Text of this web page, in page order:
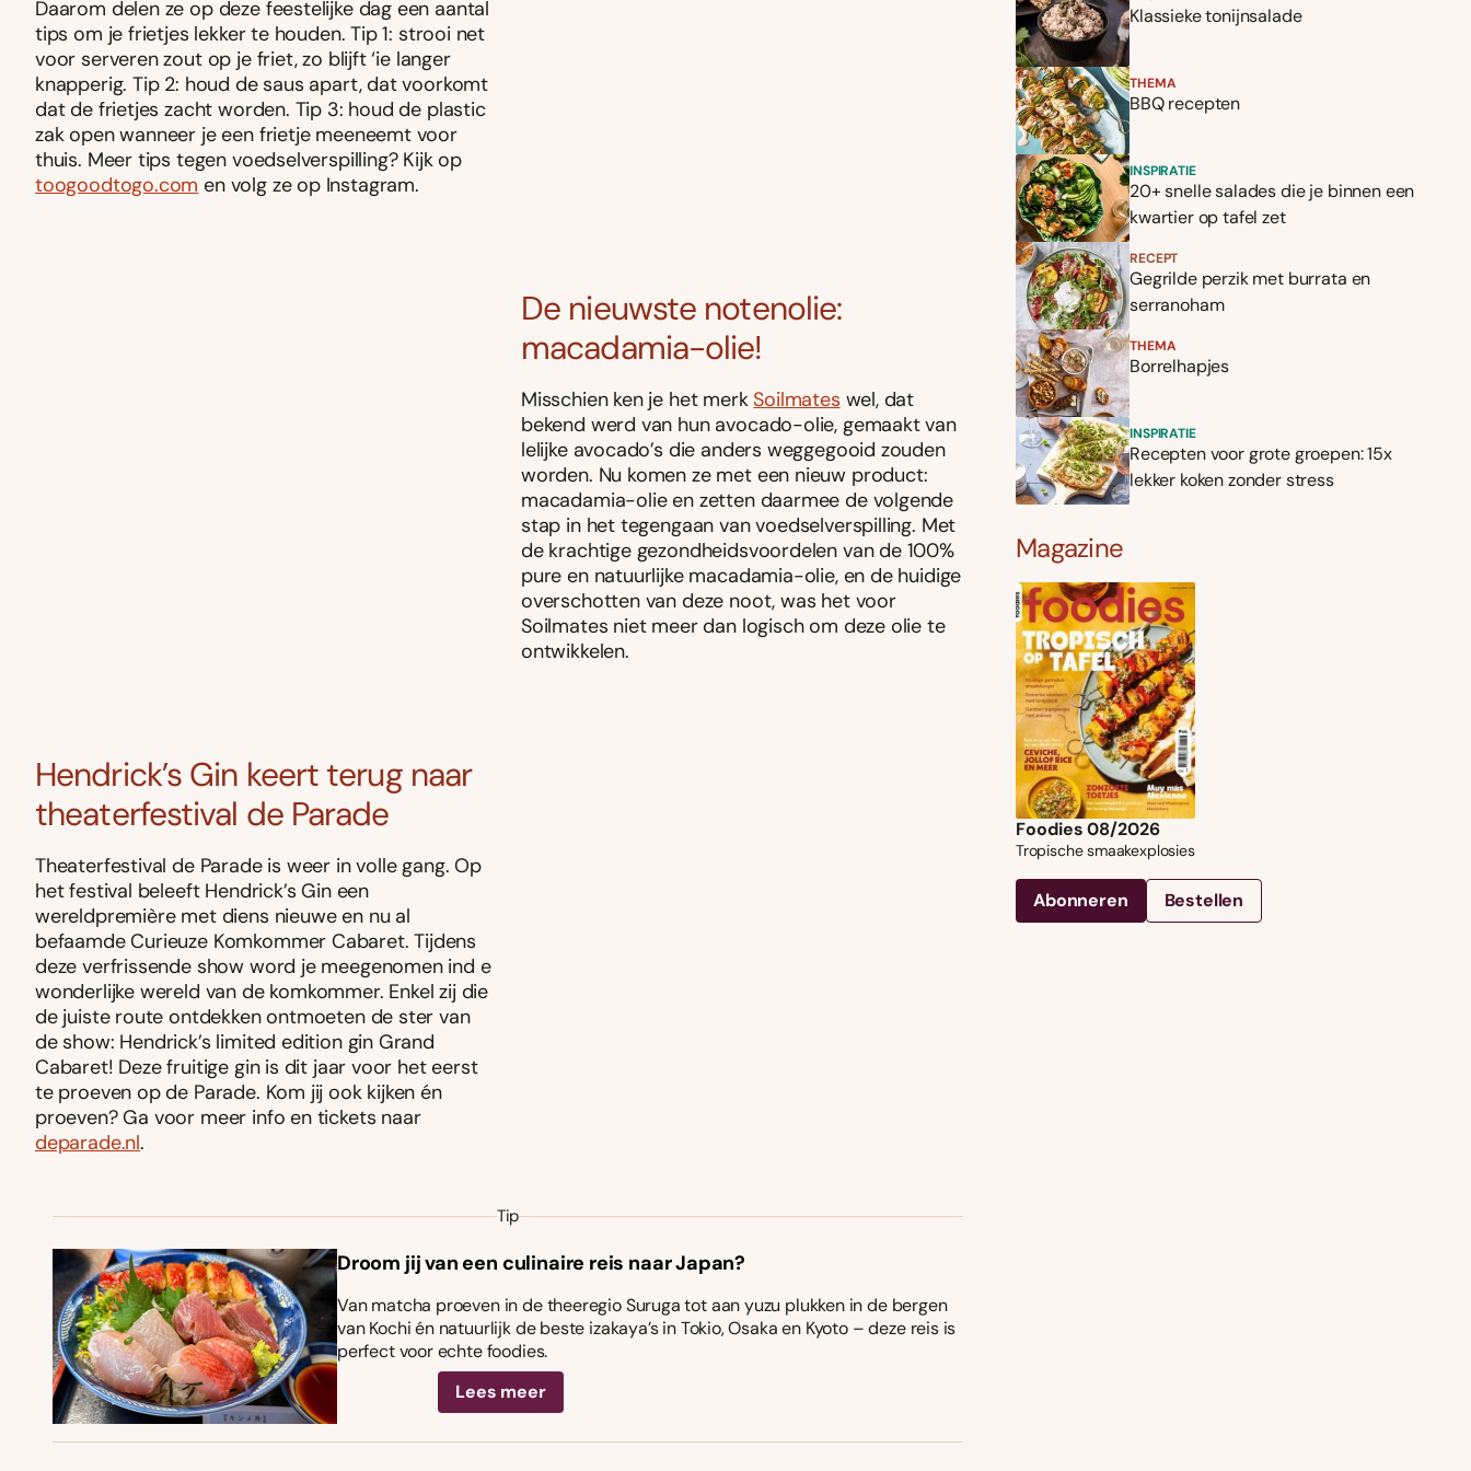
Daarom delen ze op deze feestelijke dag een aantal
tips om je frietjes lekker te houden. Tip 1: strooi net
voor serveren zout op je friet, zo blijft ‘ie langer
knapperig. Tip 2: houd de saus apart, dat voorkomt
dat de frietjes zacht worden. Tip 3: houd de plastic
zak open wanneer je een frietje meeneemt voor
thuis. Meer tips tegen voedselverspilling? Kijk op
toogoodtogo.com en volg ze op Instagram.
De nieuwste notenolie:
macadamia-olie!
Misschien ken je het merkSoilmates wel, dat
bekend werd van hun avocado-olie, gemaakt van
lelijke avocado’s die anders weggegooid zouden
worden. Nu komen ze met een nieuw product:
macadamia-olie en zetten daarmee de volgende
stap in het tegengaan van voedselverspilling. Met
de krachtige gezondheidsvoordelen van de 100%
pure en natuurlijke macadamia-olie, en de huidige
overschotten van deze noot, was het voor
Soilmates niet meer dan logisch om deze olie te
ontwikkelen.
Hendrick’s Gin keert terug naar
theaterfestival de Parade
Theaterfestival de Parade is weer in volle gang. Op
het festival beleeft Hendrick’s Gin een
wereldpremière met diens nieuwe en nu al
befaamde Curieuze Komkommer Cabaret. Tijdens
deze verfrissende show word je meegenomen ind e
wonderlijke wereld van de komkommer. Enkel zij die
de juiste route ontdekken ontmoeten de ster van
de show: Hendrick’s limited edition gin Grand
Cabaret! Deze fruitige gin is dit jaar voor het eerst
te proeven op de Parade. Kom jij ook kijken én
proeven? Ga voor meer info en tickets naar
deparade.nl.
Tip
Droom jij van een culinaire reis naar Japan?
Van matcha proeven in de theeregio Suruga tot aan yuzu plukken in de bergen
van Kochi én natuurlijk de beste izakaya’s in Tokio, Osaka en Kyoto – deze reis is
perfect voor echte foodies.
Lees meer
Klassieke tonijnsalade
THEMA
BBQ recepten
INSPIRATIE
20+ snelle salades die je binnen een
kwartier op tafel zet
RECEPT
Gegrilde perzik met burrata en
serranoham
THEMA
Borrelhapjes
INSPIRATIE
Recepten voor grote groepen: 15x
lekker koken zonder stress
Magazine
Foodies 08/2026
Tropische smaakexplosies
Abonneren Bestellen